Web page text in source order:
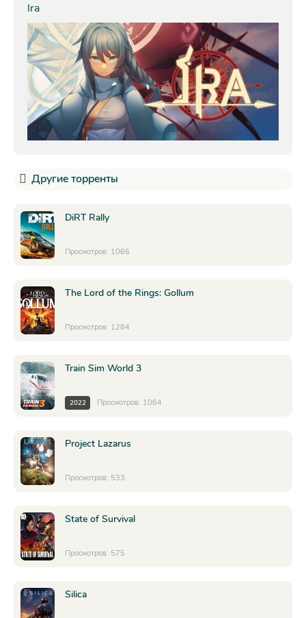
Ira
Другие торренты
DiRT Rally
Просмотров: 1066
The Lord of the Rings: Gollum
Просмотров: 1284
Train Sim World 3
2022 Просмотров: 1064
Project Lazarus
Просмотров: 533
State of Survival
Просмотров: 575
Silica